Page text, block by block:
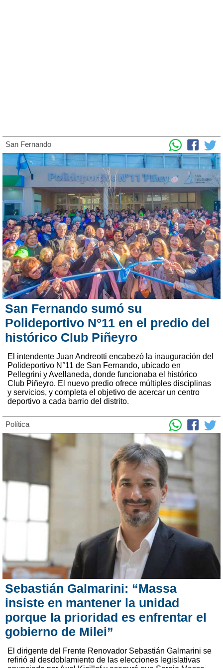
San Fernando
San Fernando sumó su
Polideportivo N°11 en el predio del
histórico Club Piñeyro
El intendente Juan Andreotti encabezó la inauguración del
Polideportivo N°11 de San Fernando, ubicado en
Pellegrini y Avellaneda, donde funcionaba el histórico
Club Piñeyro. El nuevo predio ofrece múltiples disciplinas
y servicios, y completa el objetivo de acercar un centro
deportivo a cada barrio del distrito.
Política
Sebastián Galmarini: “Massa
insiste en mantener la unidad
porque la prioridad es enfrentar el
gobierno de Milei”
El dirigente del Frente Renovador Sebastián Galmarini se
refirió al desdoblamiento de las elecciones legislativas